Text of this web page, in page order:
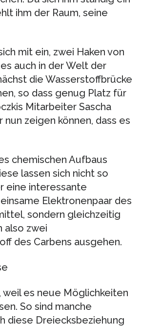
ihm der Raum, seine
mit ein, zwei Haken von
auch in der Welt der
die Wasserstoffbrücke
so dass genug Platz für
Mitarbeiter Sascha
nun zeigen können, dass es
chemischen Aufbaus
lassen sich nicht so
eine interessante
Elektronenpaar des
sondern gleichzeitig
also zwei
des Carbens ausgehen.
weil es neue Möglichkeiten
So sind manche
diese Dreiecksbeziehung